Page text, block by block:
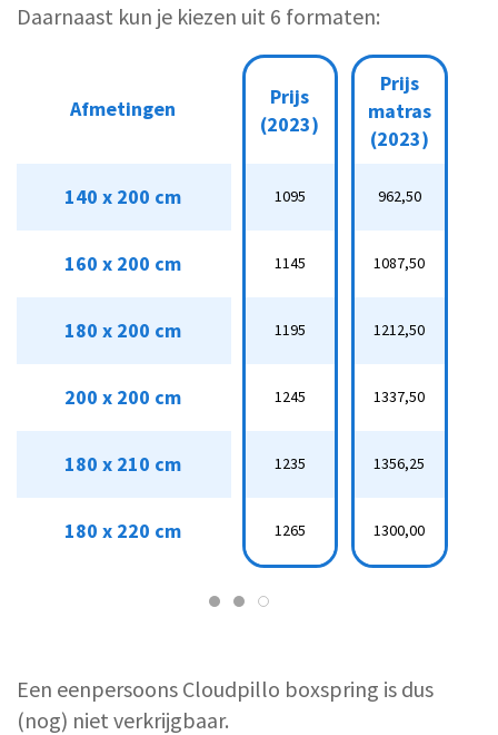
Daarnaast kun je kiezen uit 6 formaten:
Afmetingen
(2023)
matras
(2023)
Prijs
topper
(2023)
140 x 200 cm 368,75
160 x 200 cm 1087,50 406,25
180 x 200 cm 1212,50 443,75
200 x 200 cm 1337,50 487,50
180 x 210 cm 1356,25 456,25
180 x 220 cm 1300,00 468,75
Prijs
(2023)
1095
1145
1195
1245
1235
1265
Prijs
matras
(2023)
962,50
1087,50
1212,50
1337,50
1356,25
1300,00
Afmetingen
140 x 200 cm
160 x 200 cm
180 x 200 cm
200 x 200 cm
180 x 210 cm
180 x 220 cm
Een eenpersoons Cloudpillo boxspring is dus
(nog) niet verkrijgbaar.